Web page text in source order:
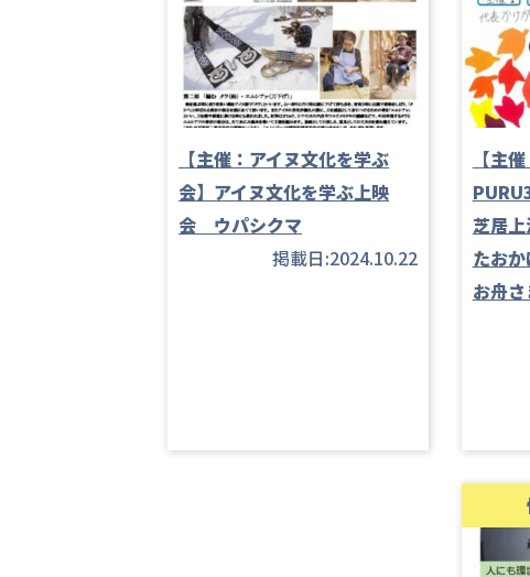
【主催：アイヌ文化を学ぶ
会】アイヌ文化を学ぶ上映
会 ウパシクマ
掲載日:2024.10.22
【主
芝居
たお
お舟さ